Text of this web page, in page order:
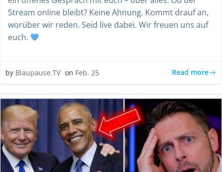
Stream online bleibt? Keine Ahnung. Kommt drauf an,
worüber wir reden. Seid live dabei. Wir freuen uns auf
euch.
by Blaupause.TV on Feb. 25 Read more